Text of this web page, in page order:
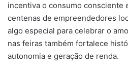
incentiva o consumo consciente
centenas de empreendedores
algo especial para celebrar o
nas feiras também fortalece
autonomia e geração de renda.